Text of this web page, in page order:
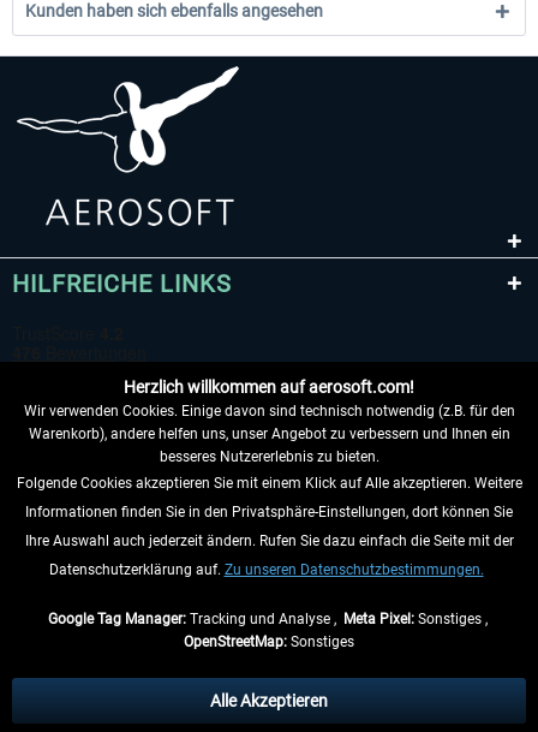
Kunden haben sich ebenfalls angesehen
HILFREICHE LINKS
VERTRAG WIDERRUFEN
INFORMATIONEN
anders beschrieben.
** Gilt für Lieferungen innerhalb Deutschlands, Lieferzeiten für andere Länder
Herzlich willkommen auf aerosoft.com!
Wir verwenden Cookies. Einige davon sind technisch notwendig (z.B. für den
Warenkorb), andere helfen uns, unser Angebot zu verbessern und Ihnen ein
besseres Nutzererlebnis zu bieten.
Folgende Cookies akzeptieren Sie mit einem Klick auf Alle akzeptieren. Weitere
Informationen finden Sie in den Privatsphäre-Einstellungen, dort können Sie
Ihre Auswahl auch jederzeit ändern. Rufen Sie dazu einfach die Seite mit der
Datenschutzerklärung auf. Zu unseren Datenschutzbestimmungen.
Google Tag Manager:Tracking und Analyse , Meta Pixel:Sonstiges ,
OpenStreetMap: Sonstiges
Alle Akzeptieren